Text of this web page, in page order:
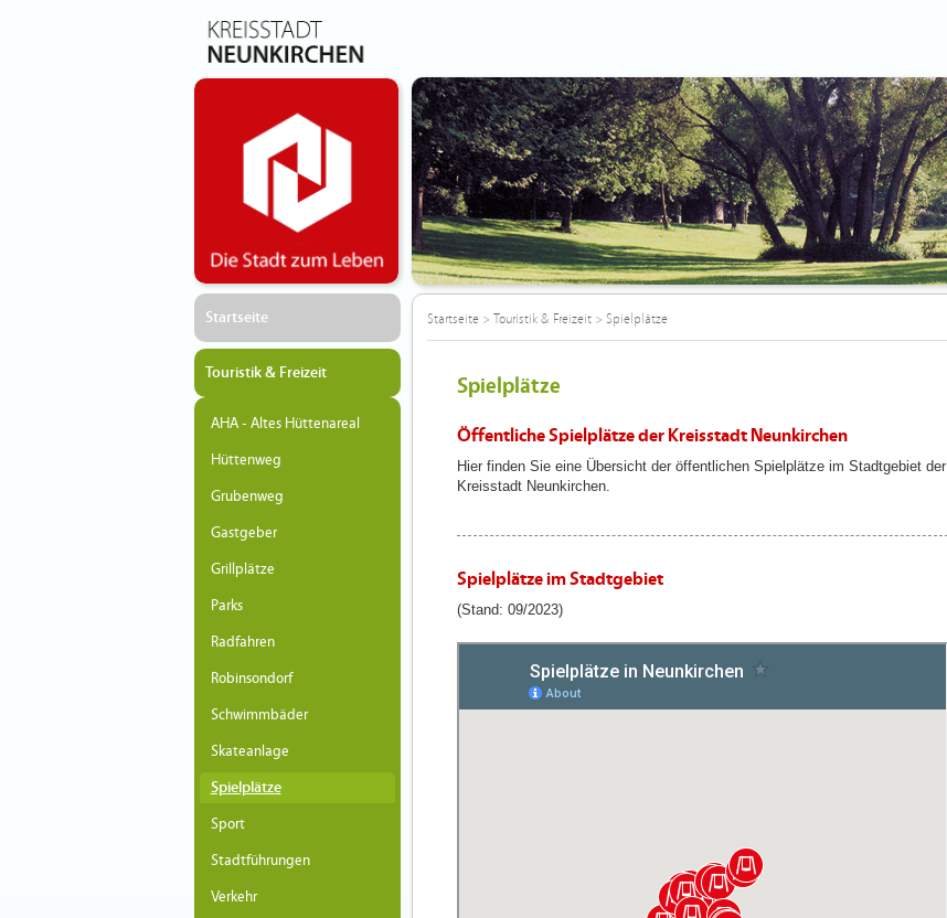
Startseite
Touristik & Freizeit
AHA - Altes Hüttenareal
Hüttenweg
Grubenweg
Gastgeber
Grillplätze
Parks
Radfahren
Robinsondorf
Schwimmbäder
Skateanlage
Spielplätze
Sport
Stadtführungen
Verkehr
Startseite> Touristik & Freizeit> Spielplätze
Spielplätze
Öffentliche Spielplätze der Kreisstadt Neunkirchen
Hier finden Sie eine Übersicht der öffentlichen Spielplätze im Stadtgebiet der
Kreisstadt Neunkirchen.
Spielplätze im Stadtgebiet
(Stand: 09/2023)